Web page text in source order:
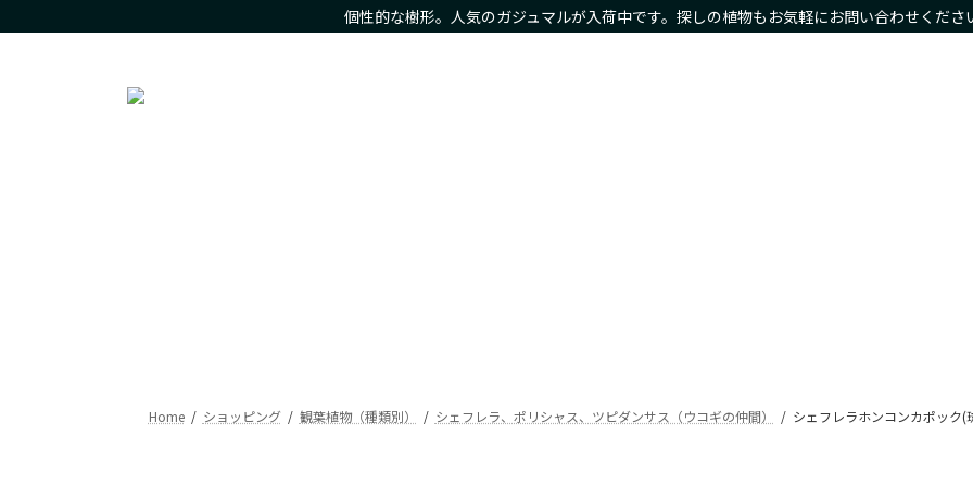
ン
ビ
個性的な樹形。人気のガジュマルが入荷中です。探しの植物もお気軽にお問い合わせくださ
Home ショッピング 観葉植物（種類別） シェフレラ、ポリシャス、ツピダンサス（ウコギの仲間） シェフレラホンコンカポック(